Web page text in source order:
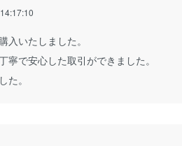
入いたしました。
寧で安心した取引ができました。
た。